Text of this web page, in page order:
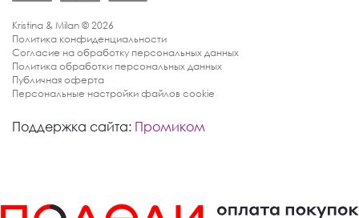
Kristina & Milan © 2026
Политика конфиденциальности
Согласие на обработку персональных данных
Политика обработки персональных данных
Публичная оферта
Персональные настройки файлов cookie
Поддержка сайта: Промиком